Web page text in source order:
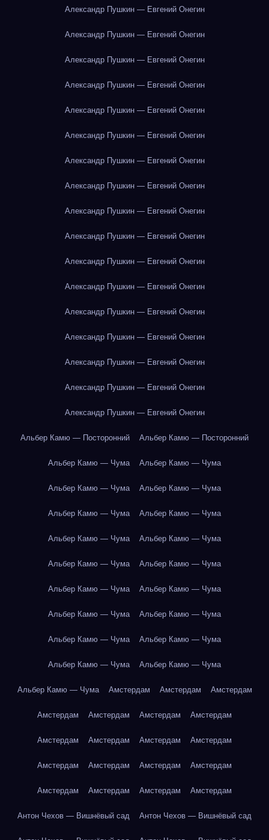
Александр Пушкин — Евгений Онегин
Александр Пушкин — Евгений Онегин
Александр Пушкин — Евгений Онегин
Александр Пушкин — Евгений Онегин
Александр Пушкин — Евгений Онегин
Александр Пушкин — Евгений Онегин
Александр Пушкин — Евгений Онегин
Александр Пушкин — Евгений Онегин
Александр Пушкин — Евгений Онегин
Александр Пушкин — Евгений Онегин
Александр Пушкин — Евгений Онегин
Александр Пушкин — Евгений Онегин
Александр Пушкин — Евгений Онегин
Александр Пушкин — Евгений Онегин
Александр Пушкин — Евгений Онегин
Александр Пушкин — Евгений Онегин
Александр Пушкин — Евгений Онегин
Альбер Камю — Посторонний Альбер Камю — Посторонний
Альбер Камю — Чума Альбер Камю — Чума
Альбер Камю — Чума Альбер Камю — Чума
Альбер Камю — Чума Альбер Камю — Чума
Альбер Камю — Чума Альбер Камю — Чума
Альбер Камю — Чума Альбер Камю — Чума
Альбер Камю — Чума Альбер Камю — Чума
Альбер Камю — Чума Альбер Камю — Чума
Альбер Камю — Чума Альбер Камю — Чума
Альбер Камю — Чума Альбер Камю — Чума
Альбер Камю — Чума Амстердам Амстердам Амстердам
Амстердам Амстердам Амстердам Амстердам
Амстердам Амстердам Амстердам Амстердам
Амстердам Амстердам Амстердам Амстердам
Амстердам Амстердам Амстердам Амстердам
Антон Чехов — Вишнёвый сад Антон Чехов — Вишнёвый сад